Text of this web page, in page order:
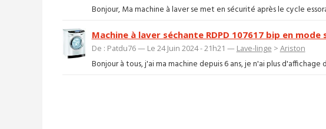
Bonjour, Ma machine à laver se met en sécurité après le cycle
Machine à laver séchante RDPD 107617 bip en mode
De : Patdu76 — Le 24 Juin 2024 - 21h21 — Lave-linge > Ariston
Bonjour à tous, j'ai ma machine depuis 6 ans, je n'ai plus